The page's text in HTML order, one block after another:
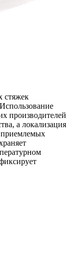
стяжек
производителей
а локализация
приемлемых